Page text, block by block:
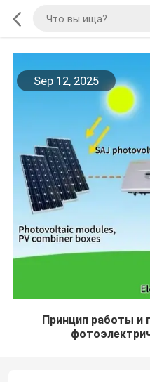
Sep 12, 2025
Принцип работы и